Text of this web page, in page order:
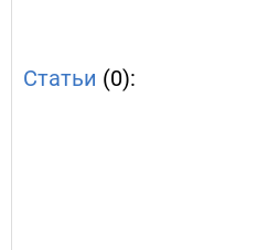
Статьи (0):